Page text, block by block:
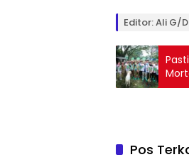
Editor: Ali G/
Pos
Berita